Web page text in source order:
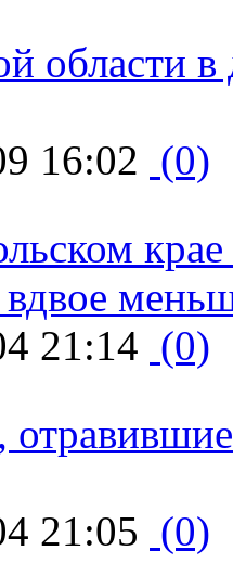
области в
16:02 (0)
21:14 (0)
21:05 (0)